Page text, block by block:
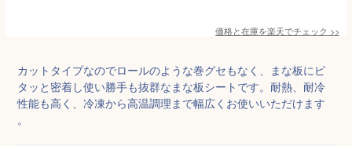
価格と在庫を楽天でチェック >>
カットタイプなのでロールのような巻グセもなく、まな板にピ
タッと密着し使い勝手も抜群なまな板シートです。耐熱、耐冷
性能も高く、冷凍から高温調理まで幅広くお使いいただけます
。